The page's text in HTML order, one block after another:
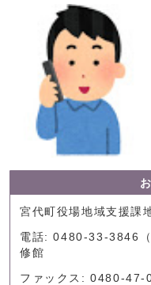
宮代町役場地域支援課
電話: 0480-33-3846（
修館
ファックス: 0480-47-